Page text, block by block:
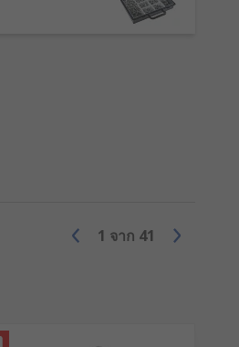
of
tool for
force is
1 จาก 41